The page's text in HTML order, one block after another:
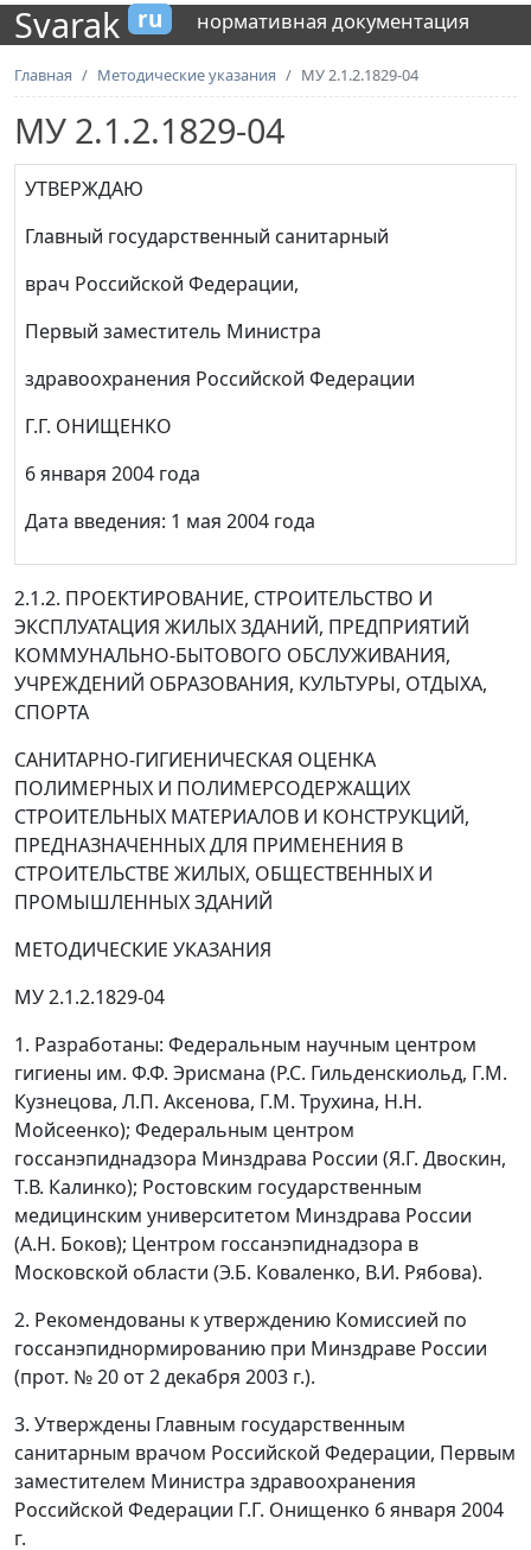
Svarak ru нормативная документация
Главная Методические указания МУ 2.1.2.1829-04
МУ 2.1.2.1829-04
УТВЕРЖДАЮ
Главный государственный санитарный
врач Российской Федерации,
Первый заместитель Министра
здравоохранения Российской Федерации
Г.Г. ОНИЩЕНКО
6 января 2004 года
Дата введения: 1 мая 2004 года
2.1.2. ПРОЕКТИРОВАНИЕ, СТРОИТЕЛЬСТВО И
ЭКСПЛУАТАЦИЯ ЖИЛЫХ ЗДАНИЙ, ПРЕДПРИЯТИЙ
КОММУНАЛЬНО-БЫТОВОГО ОБСЛУЖИВАНИЯ,
УЧРЕЖДЕНИЙ ОБРАЗОВАНИЯ, КУЛЬТУРЫ, ОТДЫХА,
СПОРТА
САНИТАРНО-ГИГИЕНИЧЕСКАЯ ОЦЕНКА
ПОЛИМЕРНЫХ И ПОЛИМЕРСОДЕРЖАЩИХ
СТРОИТЕЛЬНЫХ МАТЕРИАЛОВ И КОНСТРУКЦИЙ,
ПРЕДНАЗНАЧЕННЫХ ДЛЯ ПРИМЕНЕНИЯ В
СТРОИТЕЛЬСТВЕ ЖИЛЫХ, ОБЩЕСТВЕННЫХ И
ПРОМЫШЛЕННЫХ ЗДАНИЙ
МЕТОДИЧЕСКИЕ УКАЗАНИЯ
МУ 2.1.2.1829-04
1. Разработаны: Федеральным научным центром
гигиены им. Ф.Ф. Эрисмана (Р.С. Гильденскиольд, Г.М.
Кузнецова, Л.П. Аксенова, Г.М. Трухина, Н.Н.
Мойсеенко); Федеральным центром
госсанэпиднадзора Минздрава России (Я.Г. Двоскин,
Т.В. Калинко); Ростовским государственным
медицинским университетом Минздрава России
(А.Н. Боков); Центром госсанэпиднадзора в
Московской области (Э.Б. Коваленко, В.И. Рябова).
2. Рекомендованы к утверждению Комиссией по
госсанэпиднормированию при Минздраве России
(прот. № 20 от 2 декабря 2003 г.).
3. Утверждены Главным государственным
санитарным врачом Российской Федерации, Первым
заместителем Министра здравоохранения
Российской Федерации Г.Г. Онищенко 6 января 2004
г.